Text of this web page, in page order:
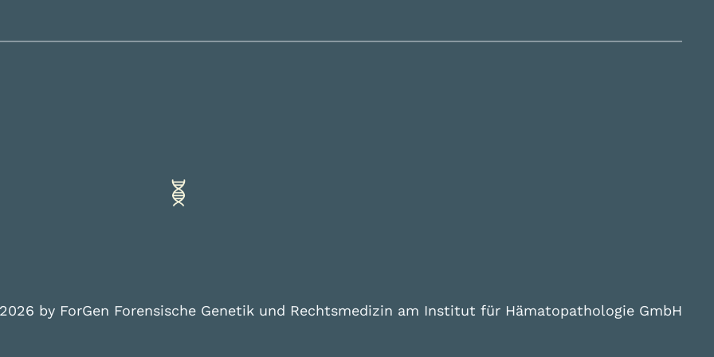
2026 by ForGen Forensische Genetik und Rechtsmedizin am Institut für Hämatopathologie GmbH